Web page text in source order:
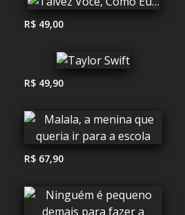
R$ 49,00
R$ 49,90
R$ 67,90